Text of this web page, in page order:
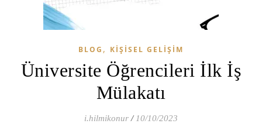
BLOG , KIŞISEL GELIŞIM
Üniversite Öğrencileri İlk İş
Mülakatı
i.hilmikonur / 10/10/2023